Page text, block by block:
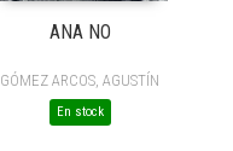
ANA NO
GÓMEZ ARCOS, AGUSTÍN
En stock